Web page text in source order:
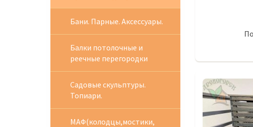
Бани. Парные. Аксессуары.
Балки потолочные и
реечные перегородки
Садовые скульптуры.
Топиари.
МАФ(колодцы,мостики,